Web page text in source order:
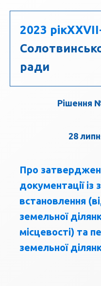
2023 рік
ради
Рішення
28
Про
документації
встановлення
земельної
місцевості) та
земельної